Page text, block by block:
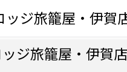
ッジ旅籠屋・伊賀
ジ旅籠屋・伊賀店